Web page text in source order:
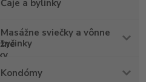
Čaje a bylinky
Masážne sviečky a vônne
tyčinky
Kondómy